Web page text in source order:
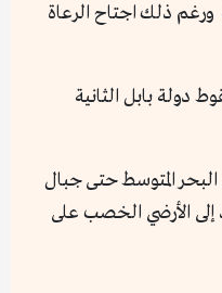
ورغم ذلك اجتاح الرعاة
دولة بابل الثانية
المتوسط حتى جبال
إلى الأرضي الخصب على